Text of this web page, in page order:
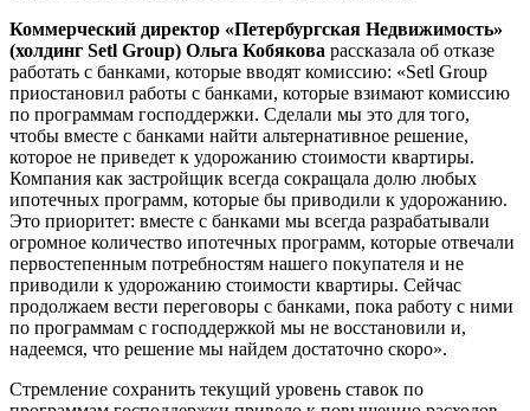
Коммерческий директор «Петербургская Недвижимость»
(холдинг Setl Group) Ольга Кобякова рассказала об отказе
работать с банками, которые вводят комиссию: «Setl Group
приостановил работы с банками, которые взимают комиссию
по программам господдержки. Сделали мы это для того,
чтобы вместе с банками найти альтернативное решение,
которое не приведет к удорожанию стоимости квартиры.
Компания как застройщик всегда сокращала долю любых
ипотечных программ, которые бы приводили к удорожанию.
Это приоритет: вместе с банками мы всегда разрабатывали
огромное количество ипотечных программ, которые отвечали
первостепенным потребностям нашего покупателя и не
приводили к удорожанию стоимости квартиры. Сейчас
продолжаем вести переговоры с банками, пока работу с ними
по программам с господдержкой мы не восстановили и,
надеемся, что решение мы найдем достаточно скоро».
Стремление сохранить текущий уровень ставок по